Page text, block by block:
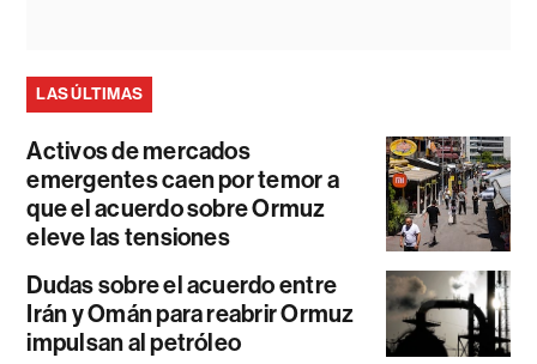
LAS ÚLTIMAS
Activos de mercados
emergentes caen por temor a
que el acuerdo sobre Ormuz
eleve las tensiones
Dudas sobre el acuerdo entre
Irán y Omán para reabrir Ormuz
impulsan al petróleo